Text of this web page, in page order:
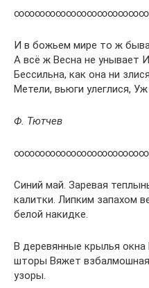
И в божьем мире то ж
А всё ж Весна не унывает
Бессильна, как она ни
Метели, вьюги улеглися,
Ф. Тютчев
Синий май. Заревая
калитки. Липким запахом
белой накидке.
В деревянные крылья
шторы Вяжет
узоры.